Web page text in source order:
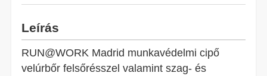
Leírás
RUN@WORK Madrid munkavédelmi cipő
velúrbőr felsőrésszel valamint szag- és